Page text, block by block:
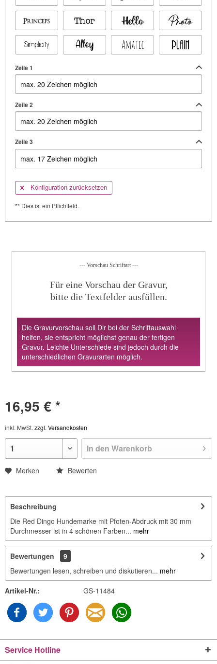
Zeile 1
Zeile 2
Zeile 3
Konfiguration zurücksetzen
** Dies ist ein Pflichtfeld.
--- Vorschau Schriftart ---
Für eine Vorschau der Gravur,
bitte die Textfelder ausfüllen.
Die Gravurvorschau soll Dir bei der Schriftauswahl
helfen, sie entspricht möglichst genau der fertigen
Gravur. Leichte Unterschiede sind jedoch durch die
unterschiedlichen Gravurarten möglich.
16,95 € *
inkl. MwSt. zzgl. Versandkosten
In den Warenkorb
Merken Bewerten
Beschreibung
Die Red Dingo Hundemarke mit Pfoten-Abdruck mit 30 mm
Durchmesser ist in 4 schönen Farben... mehr
Bewertungen
9
Bewertungen lesen, schreiben und diskutieren... mehr
Artikel-Nr.: GS-11484
Service Hotline